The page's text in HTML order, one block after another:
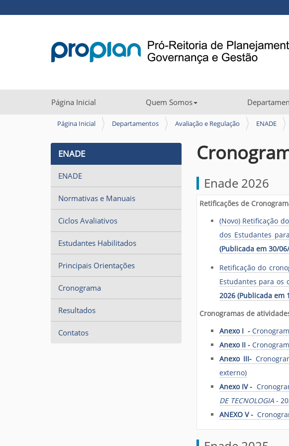
Página Inicial Quem Somos
V
c
ê
e
s
t
á
q
Página Inicial Departamentos Avaliação e Regulação ENADE
ENADE
ENADE
Normativas e Manuais
Ciclos Avaliativos
Estudantes Habilitados
Principais Orientações
Cronograma
Resultados
Contatos
Enade 2026
Retificações de
(Novo) Retificação
dos Estudantes
(Publicada em 30/
Retificação do
Estudantes para os
2026 (Publicada em
Cronogramas de
Anexo I -
Anexo II -
Anexo III-
externo)
Anexo IV -
DE TECNOLOGIA-
ANEXO V -